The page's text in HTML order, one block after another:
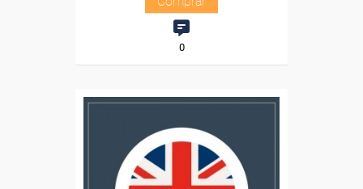
0
Descuentos especiales